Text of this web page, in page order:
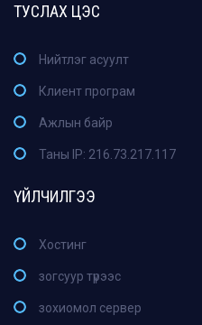
ТУСЛАХ ЦЭС
Нийтлэг асуулт
Клиент програм
Ажлын байр
Таны IP: 216.73.217.117
ҮЙЛЧИЛГЭЭ
Хостинг
зогсуур түрээс
зохиомол сервер